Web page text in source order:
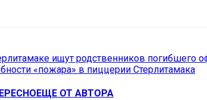
ищут родственников погибшего
«пожара» в пиццерии Стерлитамака
ЕЩЕ ОТ АВТОРА